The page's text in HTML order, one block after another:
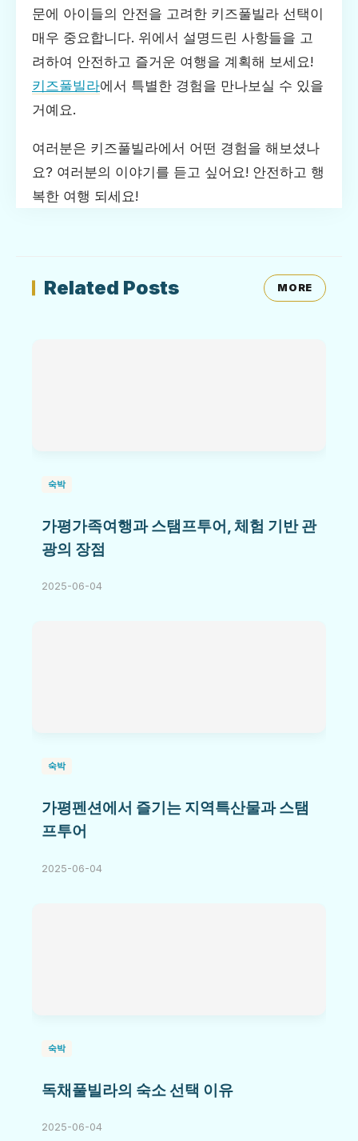
문에 아이들의 안전을 고려한 키즈풀빌라 선택이
매우 중요합니다. 위에서 설명드린 사항들을 고
려하여 안전하고 즐거운 여행을 계획해 보세요!
키즈풀빌라에서 특별한 경험을 만나보실 수 있을
거예요.
여러분은 키즈풀빌라에서 어떤 경험을 해보셨나
요? 여러분의 이야기를 듣고 싶어요! 안전하고 행
복한 여행 되세요!
Related Posts MORE
숙박
가평가족여행과 스탬프투어, 체험 기반 관
광의 장점
2025-06-04
숙박
가평펜션에서 즐기는 지역특산물과 스탬
프투어
2025-06-04
숙박
독채풀빌라의 숙소 선택 이유
2025-06-04